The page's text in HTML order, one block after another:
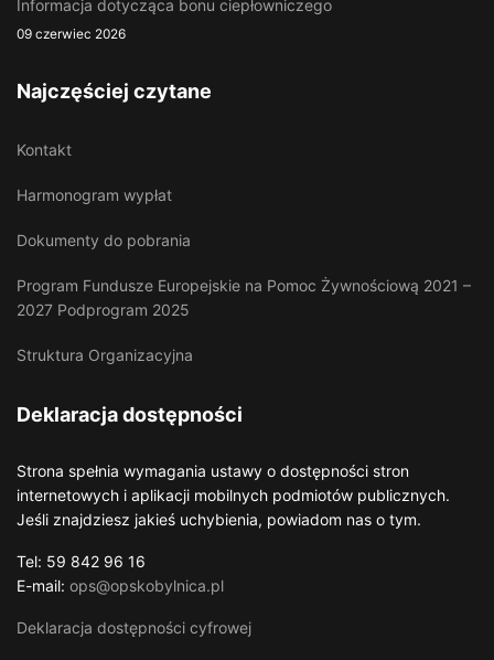
Informacja dotycząca bonu ciepłowniczego
09 czerwiec 2026
Najczęściej czytane
Kontakt
Harmonogram wypłat
Dokumenty do pobrania
Program Fundusze Europejskie na Pomoc Żywnościową 2021 –
2027 Podprogram 2025
Struktura Organizacyjna
Deklaracja dostępności
Strona spełnia wymagania ustawy o dostępności stron
internetowych i aplikacji mobilnych podmiotów publicznych.
Jeśli znajdziesz jakieś uchybienia, powiadom nas o tym.
Tel: 59 842 96 16
E-mail: ops@opskobylnica.pl
Deklaracja dostępności cyfrowej